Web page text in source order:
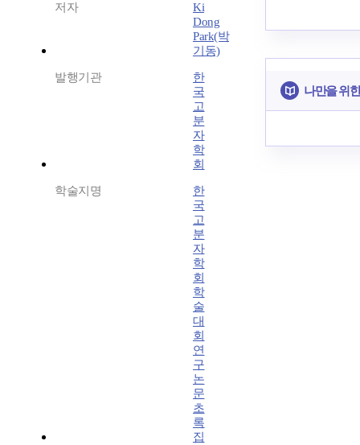
저자
Ki
Dong
Park(박
기동)
발행기관
한
국
고
분
자
학
회
학술지명
한
국
고
분
자
학
회
학
술
대
회
연
구
논
문
초
록
집
나만을 위